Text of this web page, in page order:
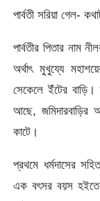
পার্বতী সরিয়া গেল-
পার্বতীর পিতার নাম
অর্থাৎ মুখুয্যে
সেকেলে ইঁটের
আছে, জমিদারবাড়ির
কাটে।
প্রথমে ধর্মদাসের
এক বৎসর বয়স হইতে